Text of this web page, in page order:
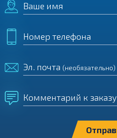
Ваше имя
Номер телефона
Эл. почта (необязательно)
Комментарий к заказу